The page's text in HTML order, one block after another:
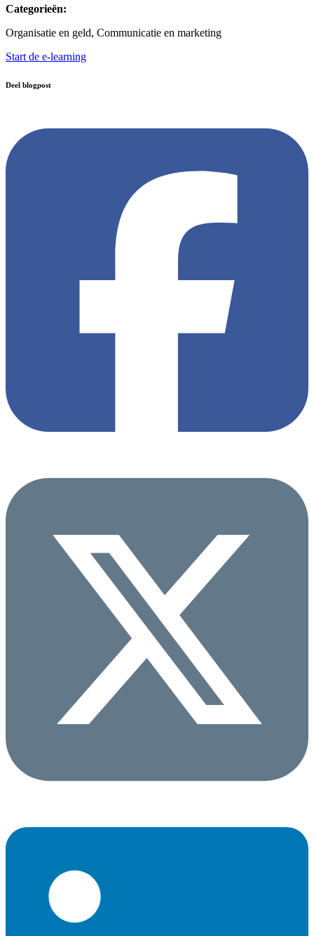
Categorieën:
Organisatie en geld, Communicatie en marketing
Start de e-learning
Deel blogpost